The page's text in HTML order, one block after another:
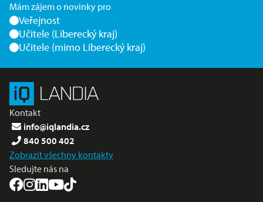
Mám zájem o novinky pro
Veřejnost
Učitele (Liberecký kraj)
Učitele (mimo Liberecký kraj)
Kontakt
info@iqlandia.cz
840 500 402
Zobrazit všechny kontakty
Sledujte nás na